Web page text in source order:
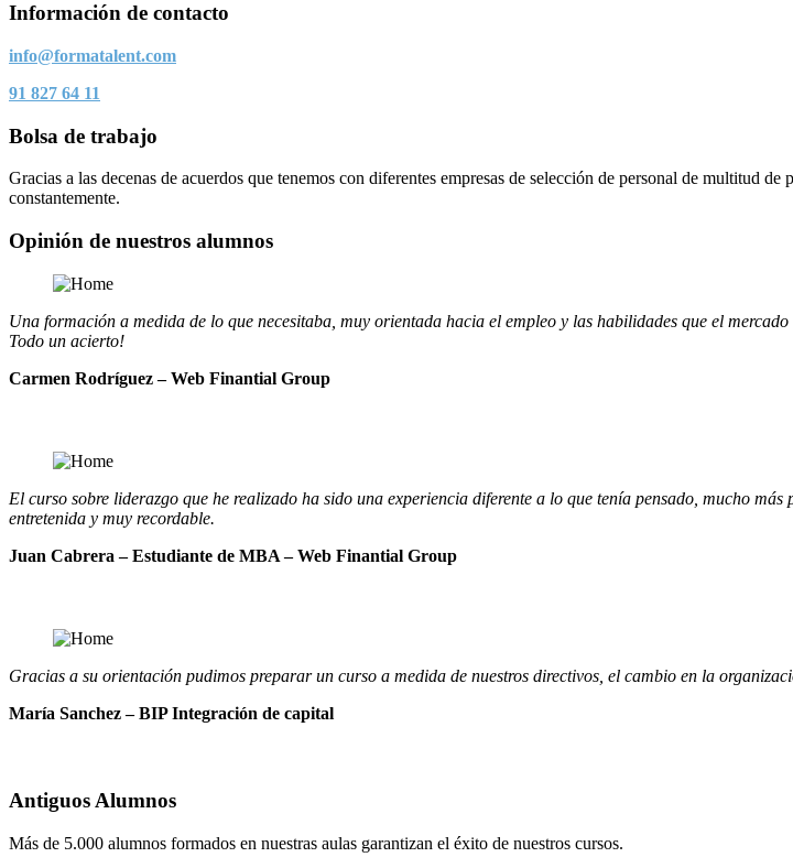
Información de contacto
info@formatalent.com
91 827 64 11
Bolsa de trabajo
Gracias a las decenas de acuerdos que tenemos con diferentes empresas de selección de personal de multitud
constantemente.
Opinión de nuestros alumnos
Una formación a medida de lo que necesitaba, muy orientada hacia el empleo y las habilidades que el
Todo un acierto!
Carmen Rodríguez – Web Finantial Group
El curso sobre liderazgo que he realizado ha sido una experiencia diferente a lo que tenía pensado, mucho
entretenida y muy recordable.
Juan Cabrera – Estudiante de MBA – Web Finantial Group
Gracias a su orientación pudimos preparar un curso a medida de nuestros directivos, el cambio en la
María Sanchez – BIP Integración de capital
Antiguos Alumnos
Más de 5.000 alumnos formados en nuestras aulas garantizan el éxito de nuestros cursos.